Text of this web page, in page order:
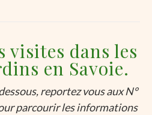
visites dans les
en Savoie.
reportez vous aux N°
parcourir les informations